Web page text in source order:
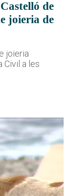
de
joieria de
joieria
Civil a les